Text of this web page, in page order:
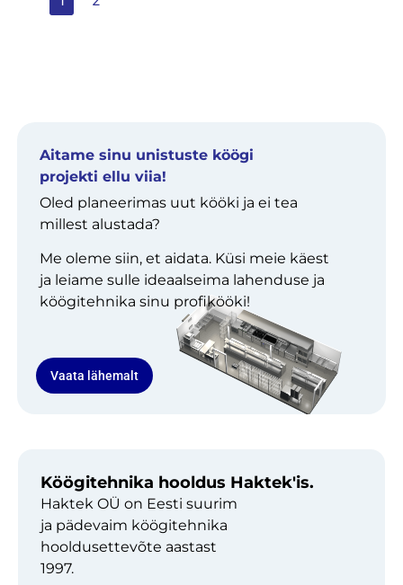
Aitame sinu unistuste köögi
projekti ellu viia!
Oled planeerimas uut kööki ja ei tea
millest alustada?
Me oleme siin, et aidata. Küsi meie käest
ja leiame sulle ideaalseima lahenduse ja
köögitehnika sinu profikööki!
Vaata lähemalt
Köögitehnika hooldus Haktek'is.
Haktek OÜ on Eesti suurim
ja pädevaim köögitehnika
hooldusettevõte aastast
1997.